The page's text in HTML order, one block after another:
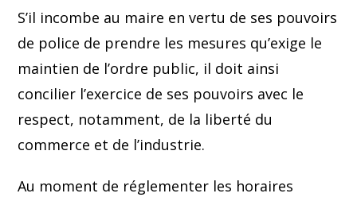
S’il incombe au maire en vertu de ses pouvoirs
de police de prendre les mesures qu’exige le
maintien de l’ordre public, il doit ainsi
concilier l’exercice de ses pouvoirs avec le
respect, notamment, de la liberté du
commerce et de l’industrie.
Au moment de réglementer les horaires